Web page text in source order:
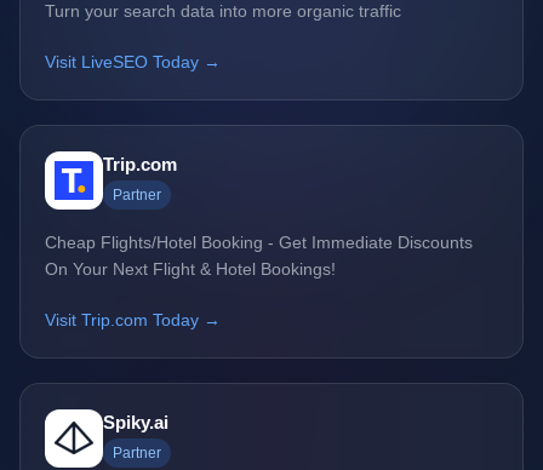
Turn your search data into more organic traffic
Visit LiveSEO Today →
Trip.com
Partner
Cheap Flights/Hotel Booking - Get Immediate Discounts
On Your Next Flight & Hotel Bookings!
Visit Trip.com Today →
Spiky.ai
Partner